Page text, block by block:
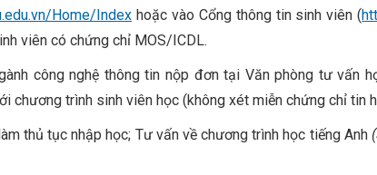
Home/Index hoặc vào Cổng thông tin sinh viên (
viên có chứng chỉ MOS/ICDL.
công nghệ thông tin nộp đơn tại Văn phòng tư vấn
trình sinh viên học (không xét miễn chứng chỉ tin
thủ tục nhập học; Tư vấn về chương trình học tiếng Anh